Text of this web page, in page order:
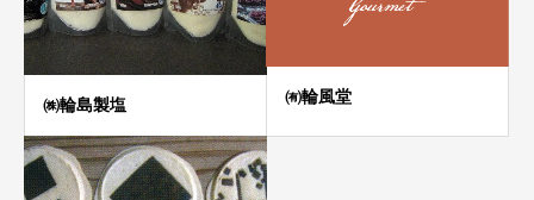
㈱輪島製塩 ㈲輪風堂